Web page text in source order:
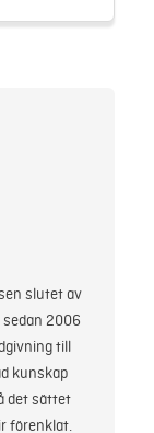
slutet av
2006
till
kunskap
det sättet
förenklat.